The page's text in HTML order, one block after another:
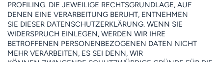
PROFILING. DIE JEWEILIGE RECHTSGRUNDLAGE, AUF
DENEN EINE VERARBEITUNG BERUHT, ENTNEHMEN
SIE DIESER DATENSCHUTZERKLÄRUNG. WENN SIE
WIDERSPRUCH EINLEGEN, WERDEN WIR IHRE
BETROFFENEN PERSONENBEZOGENEN DATEN NICHT
MEHR VERARBEITEN, ES SEI DENN, WIR